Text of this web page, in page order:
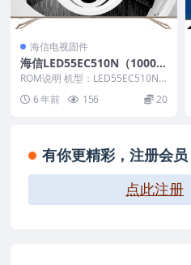
海信电视固件
海信LED55EC510N（1000）
BOM2_C005_20150122官方
原厂USB刷机电视固件包
ROM说明 机型：LED55EC510N
固件版本：（1000） BOM：2
海...6 年前 156 20
有你更精彩，注册会员
点此注册